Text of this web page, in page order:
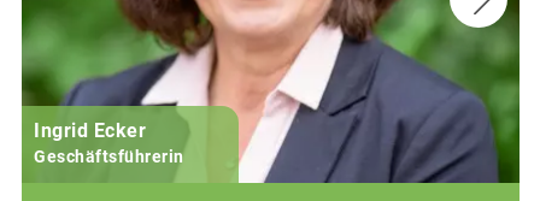
Ingrid Ecker
Geschäftsführerin